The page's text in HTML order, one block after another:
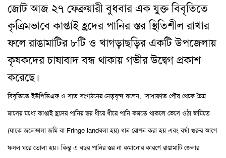
জোট আজ ২৭ ফেব্রুয়ারী বুধবার এক যুক্ত বিবৃতিতে
কৃত্রিমভাবে কাপ্তাই হ্রদের পানির স্তর স্থিতিশীল রাখার
ফলে রাঙামাটির ৮টি ও খাগড়াছড়ির একটি উপজেলায়
কৃষকদের চাষাবাদ বন্ধ থাকায় গভীর উদ্বেগ প্রকাশ
করেছে।
বিবৃতিতে ইউপিডিএফ ও সাত সংগঠনের নেতৃবৃন্দ বলেন, ‘সাধারণত পৌষ থেকে চৈত্র
মাসের মধ্যে কাপ্তাই হ্রদের পানির স্তর ধীরে ধীরে পানি কমতে থাকলে ভেসে ওঠা জমিতে
(যাকে জলেভাসা জমি বা Fringe landবলা হয়) ধান রোপন করা হয় এবং বর্ষা শুরুর আগে
ফসল ঘরে তোলা হয়। কিন্তু এ বছর পানির স্তর না কমানোর কারণে রাঙামাটি জেলার